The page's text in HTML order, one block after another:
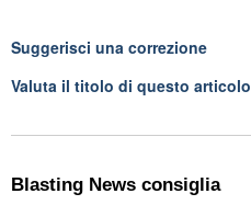
Suggerisci una correzione
Valuta il titolo di questo articolo
Blasting News consiglia